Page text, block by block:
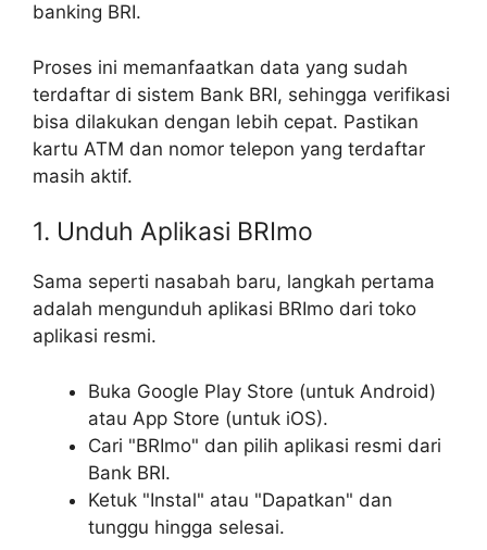
banking BRI.
Proses ini memanfaatkan data yang sudah
terdaftar di sistem Bank BRI, sehingga verifikasi
bisa dilakukan dengan lebih cepat. Pastikan
kartu ATM dan nomor telepon yang terdaftar
masih aktif.
1. Unduh Aplikasi BRImo
Sama seperti nasabah baru, langkah pertama
adalah mengunduh aplikasi BRImo dari toko
aplikasi resmi.
Buka Google Play Store (untuk Android)
atau App Store (untuk iOS).
Cari "BRImo" dan pilih aplikasi resmi dari
Bank BRI.
Ketuk "Instal" atau "Dapatkan" dan
tunggu hingga selesai.